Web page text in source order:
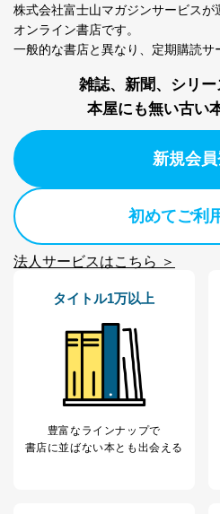
等をご利用の方の
個人情報
サービ
SNS公式アカウン
トに登録された方
当社の
お問い合
処、オ
質向上の
その他
ー等にて
ため
※上記の利用目的のうちNo.1
ータ（開示対象個人情報）の
開示等のご請求に対応させてい
なお、6、7については、パー
各SNS運営会社様にご請求い
３．個人情報の第三者提供につ
当社は、取得した個人情報を
本人の同意を得ることなく第
ません。ただし、次の場合は除
法令に基づく場合
場合であって、本人の同意
き。
公衆衛生の向上または児童
株式会社富士山マガジンサービスが
オンライン書店です。
一般的な書店と異なり、 定期購読サ
雑誌、新聞、シリ
本屋にも無い古い
新規会
初めてご利
法人サービスはこちら ＞
タイトル1万以上
豊富なラインナップで
書店に並ばない本とも出会える